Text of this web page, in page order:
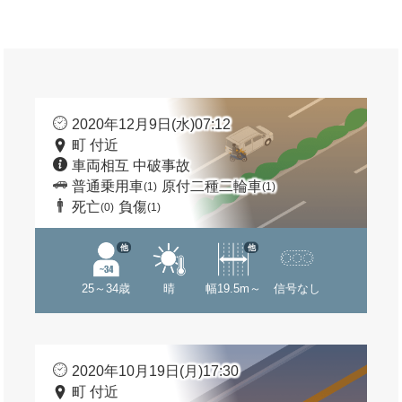
2020年12月9日(水)07:12
町 付近
車両相互 中破事故
普通乗用車(1) 原付二種二輪車(1)
死亡(0) 負傷(1)
25～34歳
他
晴 幅19.5m～
他
信号なし
2020年10月19日(月)17:30
町 付近